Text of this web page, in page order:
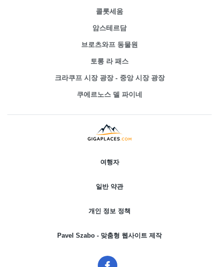
콜롯세움
암스테르담
브로츠와프 동물원
토롱 라 패스
크라쿠프 시장 광장 - 중앙 시장 광장
쿠에르노스 델 파이네
여행자
일반 약관
개인 정보 정책
Pavel Szabo - 맞춤형 웹사이트 제작